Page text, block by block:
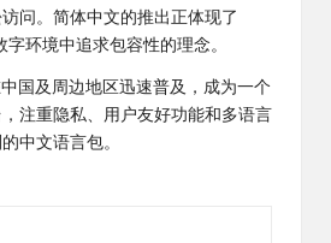
问。简体中文的推出正体现了
字环境中追求包容性的理念。
国及周边地区迅速普及，成为一个
注重隐私、用户友好功能和多语言
中文语言包。